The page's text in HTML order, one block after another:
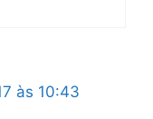
às 10:43